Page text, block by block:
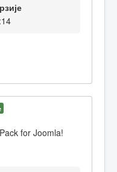
for Joomla!